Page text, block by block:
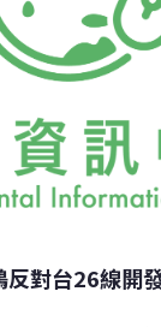
有美麗海岸，讓
活究竟會更好？
更好還是更差。
更糟。沒有森林
水，智者不樂
反對台26線開